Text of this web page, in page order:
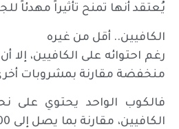
يُعتقد أنها تمنح تأثيراً مهدئاً
الكافيين.. أقل من غيره
رغم احتوائه على الكافيين،
منخفضة مقارنة بمشروبات